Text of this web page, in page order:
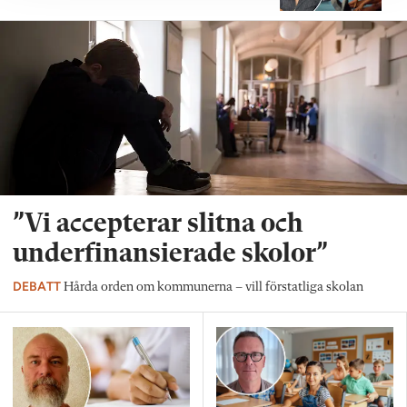
”Vi accepterar slitna och
underfinansierade skolor”
DEBATT Hårda orden om kommunerna – vill förstatliga skolan